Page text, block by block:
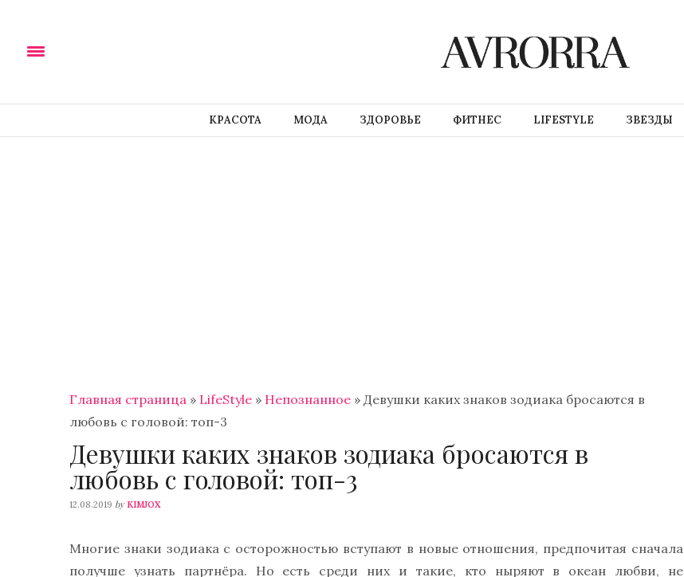
КРАСОТА МОДА ЗДОРОВЬЕ ФИТНЕС LIFESTYLE ЗВЕЗДЫ
Главная страница » LifeStyle » Непознанное » Девушки каких знаков зодиака бросаются в
любовь с головой: топ-3
Девушки каких знаков зодиака бросаются в
любовь с головой: топ-3
12.08.2019 by KIMJOX
Многие знаки зодиака с осторожностью вступают в новые отношения, предпочитая сначала
получше узнать партнёра. Но есть среди них и такие, кто ныряют в океан любви, не